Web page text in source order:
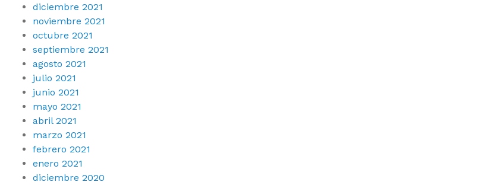
diciembre 2021
noviembre 2021
octubre 2021
septiembre 2021
agosto 2021
julio 2021
junio 2021
mayo 2021
abril 2021
marzo 2021
febrero 2021
enero 2021
diciembre 2020